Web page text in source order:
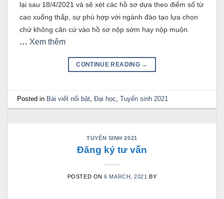
lại sau 18/4/2021 và sẽ xét các hồ sơ dựa theo điểm số từ
cao xuống thấp, sự phù hợp với ngành đào tạo lựa chọn
chứ không căn cứ vào hồ sơ nộp sớm hay nộp muộn.
… Xem thêm
CONTINUE READING →
Posted in Bài viết nổi bật ,Đại học ,Tuyển sinh 2021
TUYỂN SINH 2021
Đăng ký tư vấn
POSTED ON6 MARCH, 2021 BY